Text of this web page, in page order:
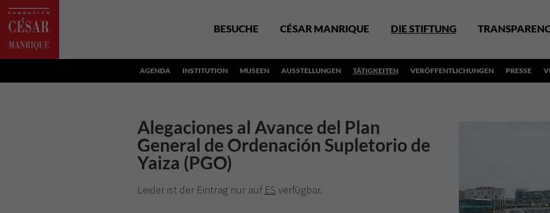
BESUCHE CÉSAR MANRIQUE DIE STIFTUNG
AGENDA INSTITUTION MUSEEN AUSSTELLUNGEN TÄTIGKEITEN VERÖFFENTLICHUNGEN PRESSE
Alegaciones al Avance del Plan
General de Ordenación Supletorio de
Yaiza (PGO)
Leider ist der Eintrag nur auf ES verfügbar.